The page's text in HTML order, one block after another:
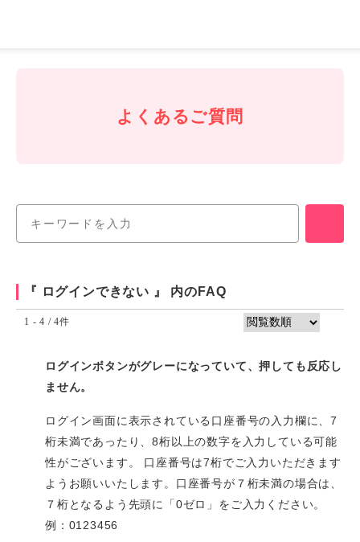
よくあるご質問
『 ログインできない 』 内のFAQ
1 - 4 / 4件
ログインボタンがグレーになっていて、押しても反応し
ません。
ログイン画面に表示されている口座番号の入力欄に、7
桁未満であったり、8桁以上の数字を入力している可能
性がございます。 口座番号は7桁でご入力いただきます
ようお願いいたします。口座番号が７桁未満の場合は、
７桁となるよう先頭に「0ゼロ」をご入力ください。
例：0123456